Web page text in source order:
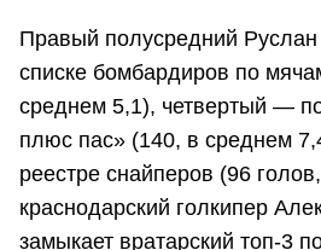
Правый полусредний
списке бомбардиров по
среднем 5,1), четвертый —
плюс пас» (140, в среднем
реестре снайперов (96
краснодарский голкипер
замыкает вратарский топ-3